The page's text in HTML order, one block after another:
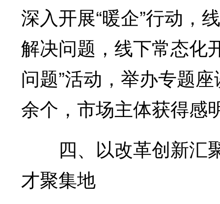
深入开展“暖企”行动，
解决问题，线下常态化
问题”活动，举办专题
余个，市场主体获得感
四、以改革创新汇
才聚集地